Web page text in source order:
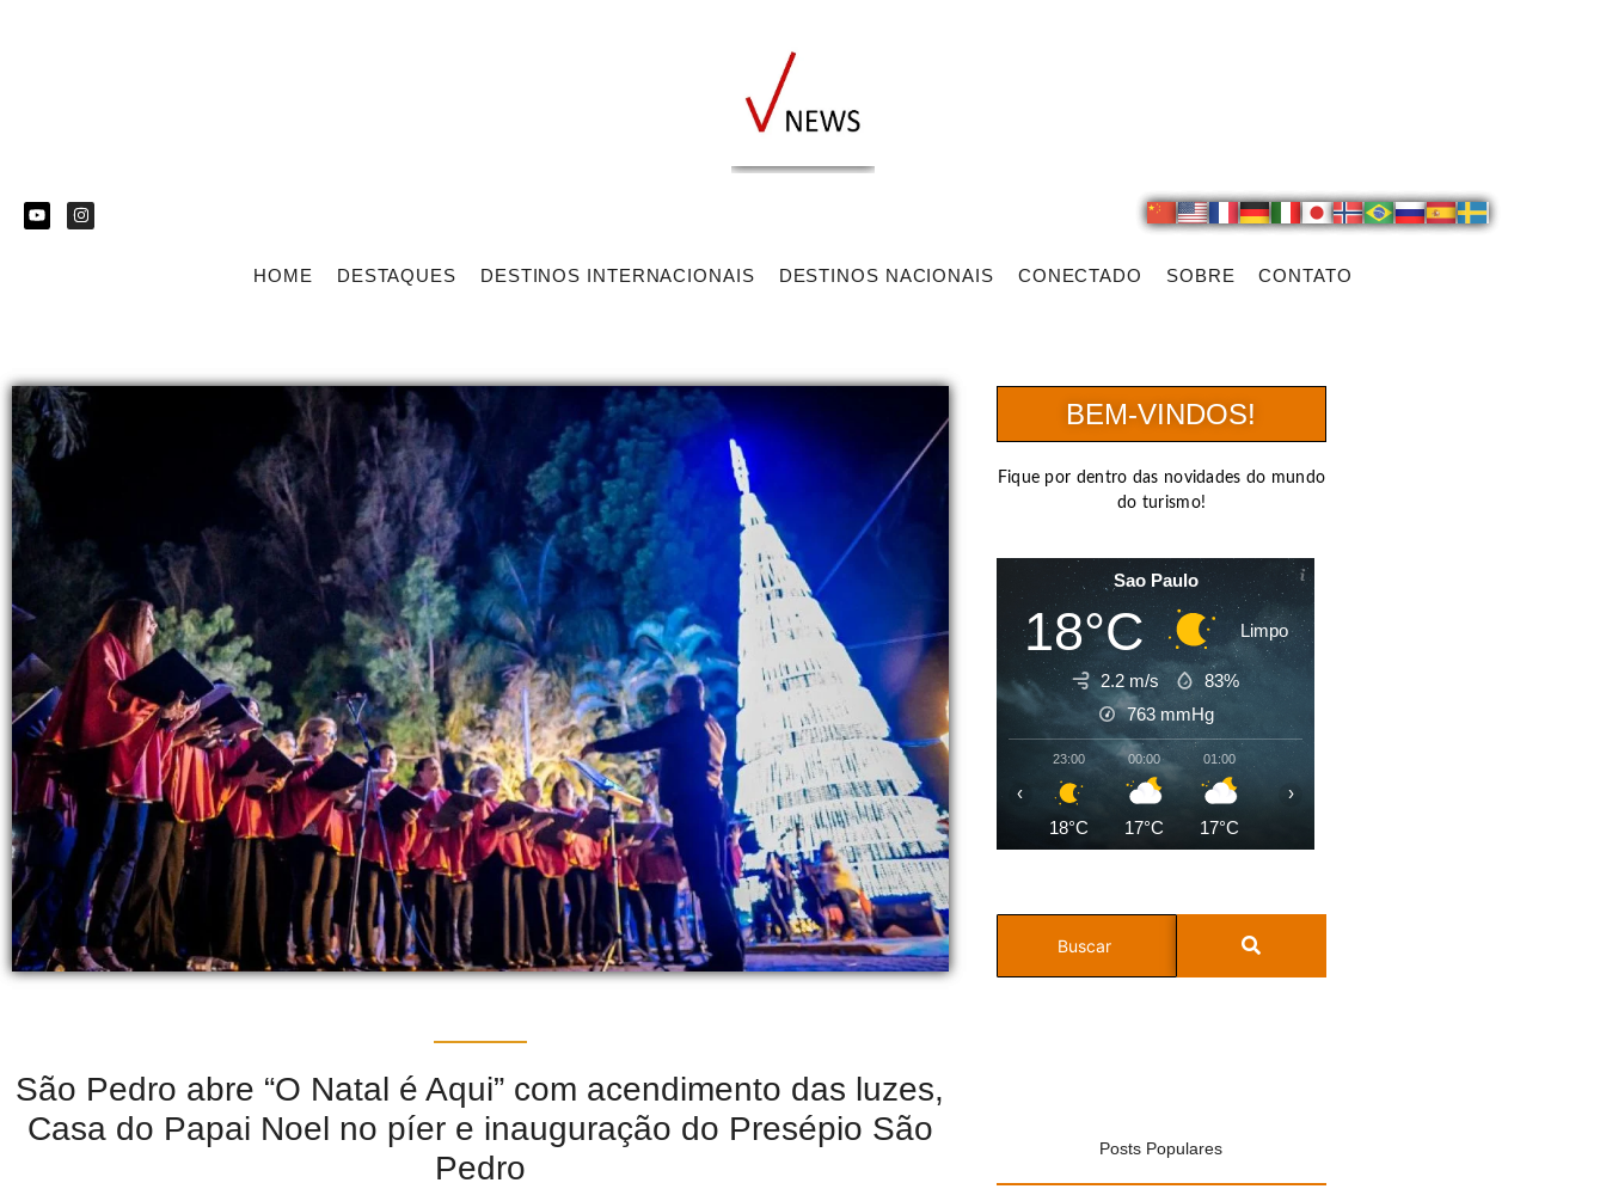
HOME DESTAQUES DESTINOS INTERNACIONAIS DESTINOS NACIONAIS CONECTADO SOBRE CONTATO
São Pedro abre “O Natal é Aqui” com acendimento das luzes,
Casa do Papai Noel no píer e inauguração do Presépio São
Pedro
BEM-VINDOS!
Fique por dentro das novidades do mundo
do turismo!
Sao Paulo
18°C Limpo
2.2 m/s
83%
763 mmHg
23:00
18°C
00:00
17°C
01:00
17°C
‹ ›
Posts Populares